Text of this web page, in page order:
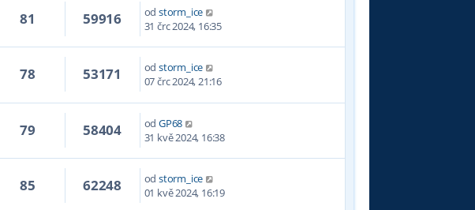
81 59916 od storm_ice
31 črc 2024, 16:35
78 53171 od storm_ice
07 črc 2024, 21:16
79 58404 od GP68
31 kvě 2024, 16:38
85 62248 od storm_ice
01 kvě 2024, 16:19